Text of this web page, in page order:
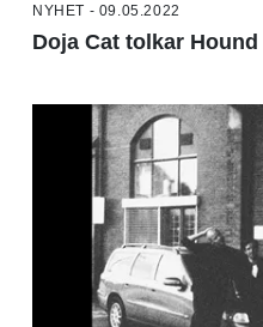
NYHET - 09.05.2022
Doja Cat tolkar